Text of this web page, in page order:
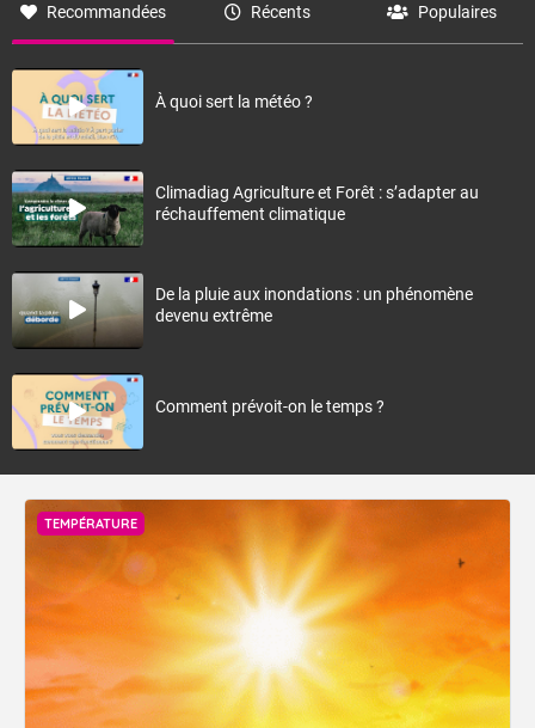
Recommandées Récents Populaires
À quoi sert la météo ?
Climadiag Agriculture et Forêt : s’adapter au
réchauffement climatique
De la pluie aux inondations : un phénomène
devenu extrême
Comment prévoit-on le temps ?
TEMPÉRATURE